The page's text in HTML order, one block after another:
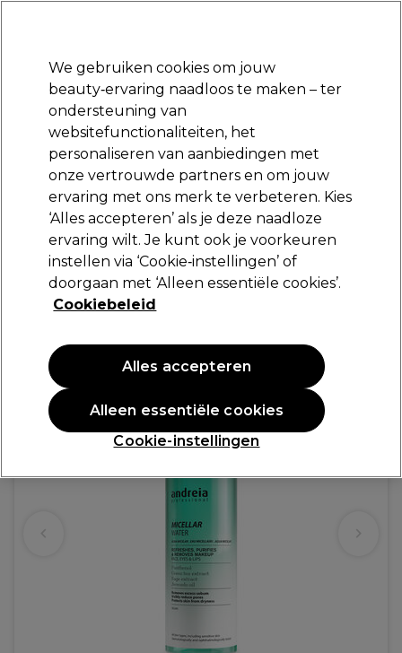
Aanmelden
Merken Deals Haar Elektra
Volgende dag geleverd*
Na verzending, maandag t/m vrijdag
Andreia Professional
Andreia Professional Micellair Water 200ml
6,99 €
We gebruiken cookies om jouw
beauty‑ervaring naadloos te maken – ter
ondersteuning van
websitefunctionaliteiten, het
personaliseren van aanbiedingen met
onze vertrouwde partners en om jouw
ervaring met ons merk te verbeteren. Kies
‘Alles accepteren’ als je deze naadloze
ervaring wilt. Je kunt ook je voorkeuren
instellen via ‘Cookie‑instellingen’ of
doorgaan met ‘Alleen essentiële cookies’.
Cookiebeleid
Cookie-instellingen
Alleen essentiële cookies
Alles accepteren